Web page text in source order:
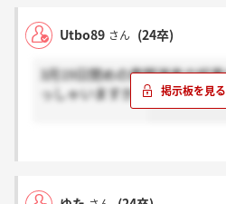
Utbo89 さん (24卒)
3月19日閉めの書類選考の結
っしゃいますか？